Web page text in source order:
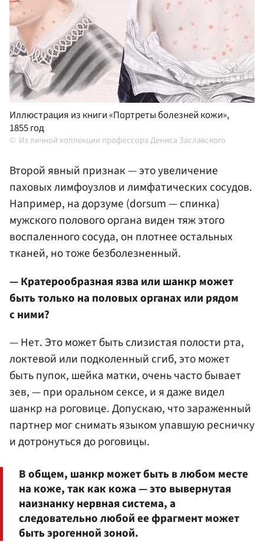
Иллюстрация из книги «Портреты болезней кожи»,
1855 год
Из личной коллекции профессора Дениса Заславского
Второй явный признак — это увеличение
паховых лимфоузлов и лимфатических сосудов.
Например, на дорзуме (dorsum — спинка)
мужского полового органа виден тяж этого
воспаленного сосуда, он плотнее остальных
тканей, но тоже безболезненный.
— Кратерообразная язва или шанкр может
быть только на половых органах или рядом
с ними?
— Нет. Это может быть слизистая полости рта,
локтевой или подколенный сгиб, это может
быть пупок, шейка матки, очень часто бывает
зев, — при оральном сексе, и я даже видел
шанкр на роговице. Допускаю, что зараженный
партнер мог снимать языком упавшую ресничку
и дотронуться до роговицы.
В общем, шанкр может быть в любом месте
на коже, так как кожа — это вывернутая
наизнанку нервная система, а
следовательно любой ее фрагмент может
быть эрогенной зоной.